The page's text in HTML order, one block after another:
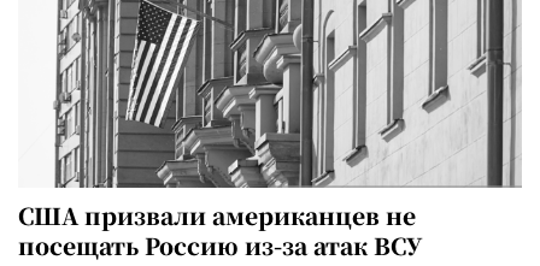
США призвали американцев не
посещать Россию из-за атак ВСУ